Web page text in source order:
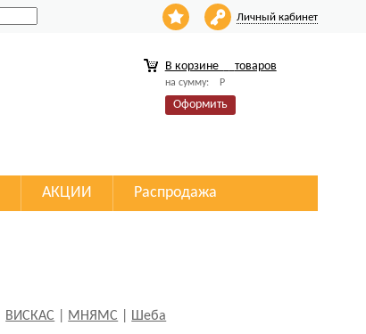
Личный кабинет
В корзине товаров
на сумму: Р
Оформить
АКЦИИ Распродажа
ВИСКАС МНЯМС Шеба